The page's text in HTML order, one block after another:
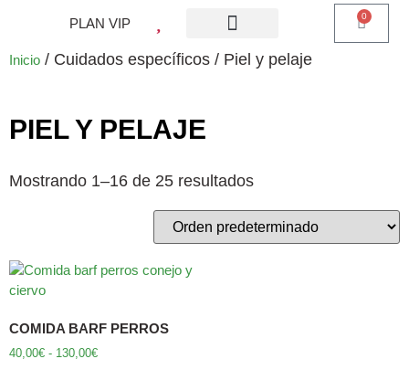
PLAN VIP 0
Inicio / Cuidados específicos / Piel y pelaje
PIEL Y PELAJE
Mostrando 1–16 de 25 resultados
COMIDA BARF PERROS
40,00€ - 130,00€